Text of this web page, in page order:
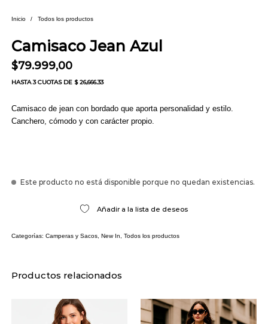
Inicio / Todos los productos
Camisaco Jean Azul
$79.999,00
HASTA3 CUOTASDE $ 26,666.33
Camisaco de jean con bordado que aporta personalidad y estilo.
Canchero, cómodo y con carácter propio.
Este producto no está disponible porque no quedan existencias.
Añadir a la lista de deseos
Categorías: Camperas y Sacos, New In Todos los productos
Productos relacionados